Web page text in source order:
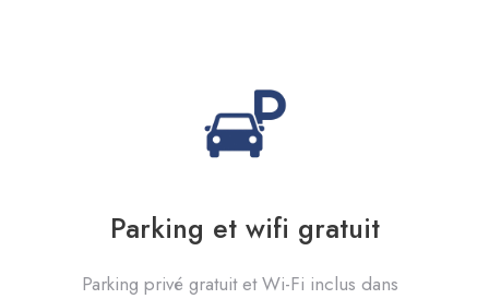
Parking et wifi gratuit
Parking privé gratuit et Wi-Fi inclus dans